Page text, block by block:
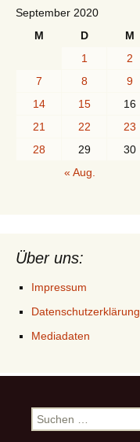
September 2020
M
D M
1
2
7
8 9
14
15 16
21
22 23
28
29
30
« Aug.
Über uns:
Impressum
Datenschutzerklärung
Mediadaten
Suchen
nach: